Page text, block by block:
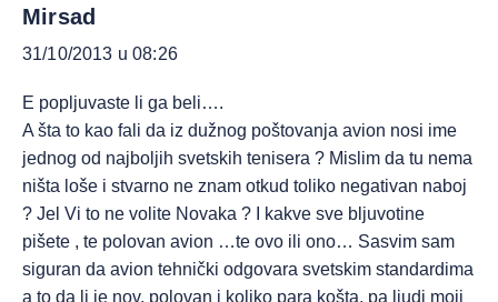
Mirsad
31/10/2013 u 08:26
E popljuvaste li ga beli….
A šta to kao fali da iz dužnog poštovanja avion nosi ime
jednog od najboljih svetskih tenisera ? Mislim da tu nema
ništa loše i stvarno ne znam otkud toliko negativan naboj
? Jel Vi to ne volite Novaka ? I kakve sve bljuvotine
pišete , te polovan avion …te ovo ili ono… Sasvim sam
siguran da avion tehnički odgovara svetskim standardima
a to da li je nov, polovan i koliko para košta, pa ljudi moji